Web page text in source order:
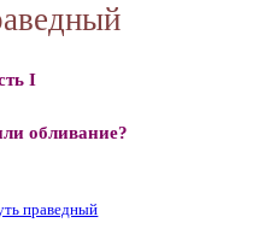
I
обливание?